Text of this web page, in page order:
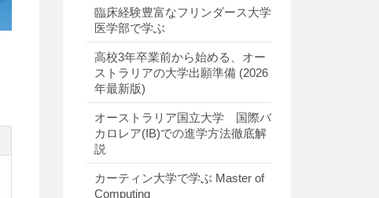
臨床経験豊富なフリンダース大学
医学部で学ぶ
高校3年卒業前から始める、オー
ストラリアの大学出願準備 (2026
年最新版)
オーストラリア国立大学 国際バ
カロレア(IB)での進学方法徹底解
説
カーティン大学で学ぶ Master of
Computing